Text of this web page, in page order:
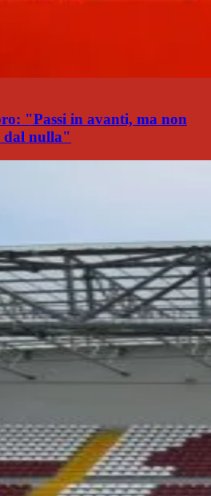
"Passi in avanti, ma non
dal nulla"